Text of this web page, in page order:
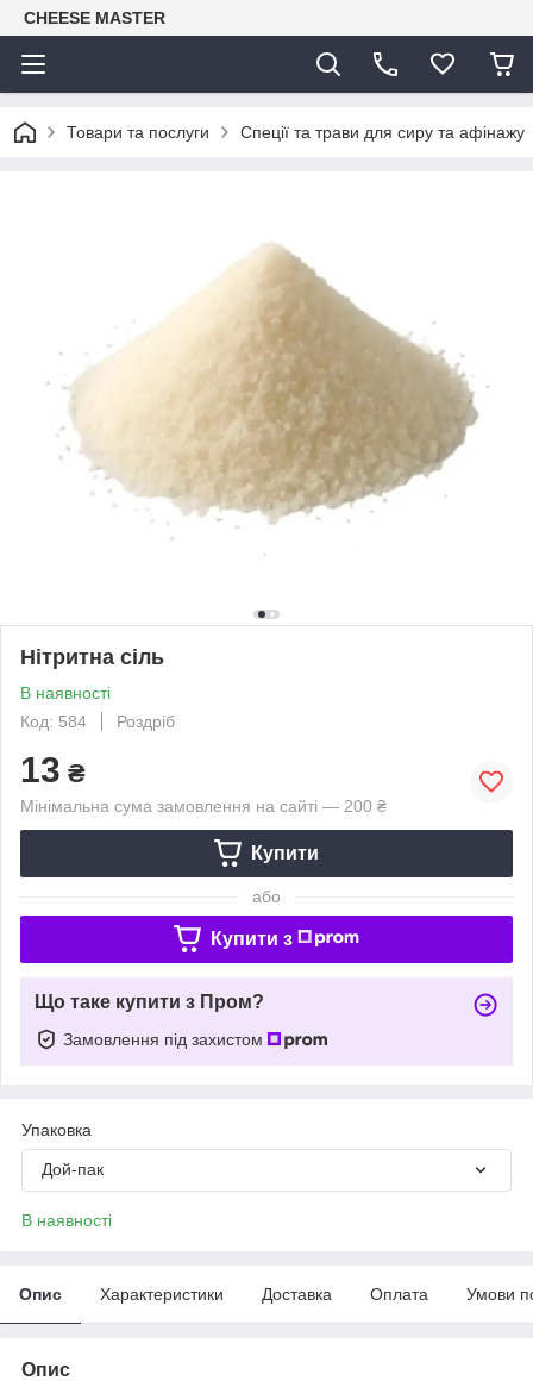
CHEESE MASTER
Товари та послуги Спеції та трави для сиру та афінажу
Нітритна сіль
В наявності
Код: 584
Роздріб
13 ₴
Мінімальна сума замовлення на сайті — 200 ₴
Купити
або
Купити з
Що таке купити з Пром?
Замовлення під захистом
Упаковка
Дой-пак
В наявності
Опис Характеристики Доставка Оплата Умови
Опис